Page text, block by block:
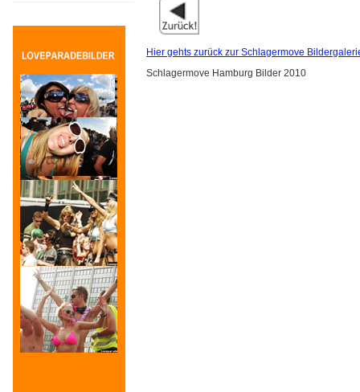
Hier gehts zurück zur Schlagermove
Schlagermove Hamburg Bilder 2010